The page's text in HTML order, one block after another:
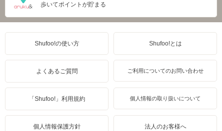
歩いてポイントが貯まる
Shufoo!の使い方 Shufoo!とは
よくあるご質問 ご利用についてのお問い合わせ
「Shufoo!」利用規約 個人情報の取り扱いについて
個人情報保護方針 法人のお客様へ